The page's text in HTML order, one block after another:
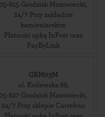
05-825 Grodzisk Mazowiecki,
24/7 Przy zakładzie
kamieniarskim
Płatność apką InPost oraz
PayByLink
GRM03M
ul. Królewska 86,
05-827 Grodzisk Mazowiecki,
24/7 Przy sklepie Carrefour